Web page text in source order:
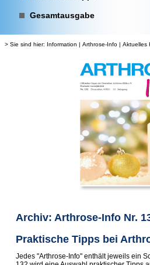
Gesamtausgabe
> Sie sind hier: Information | Arthrose-Info | Aktuelles
Archiv: Arthrose-Info Nr.
Praktische Tipps bei
Jedes "Arthrose-Info" enthält jeweils ein